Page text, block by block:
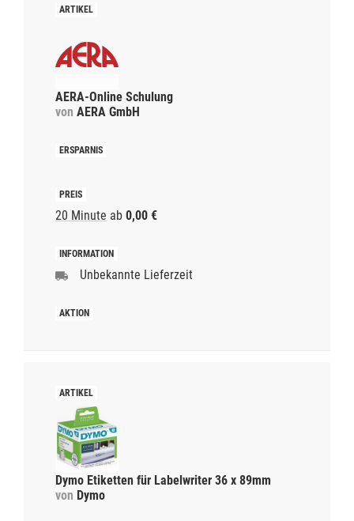
AERA-Online Schulung
von AERA GmbH
20 Minute ab 0,00 €
Unbekannte Lieferzeit
Dymo Etiketten für Labelwriter 36 x 89mm
von Dymo